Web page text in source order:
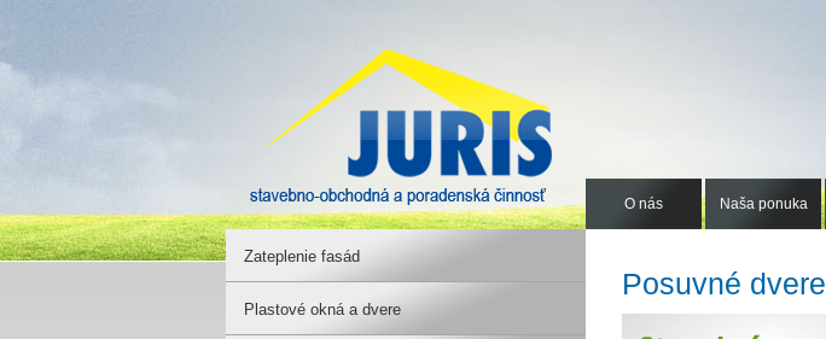
Zateplenie fasád
Plastové okná a dvere
O nás Naša ponuka
Posuvné dvere